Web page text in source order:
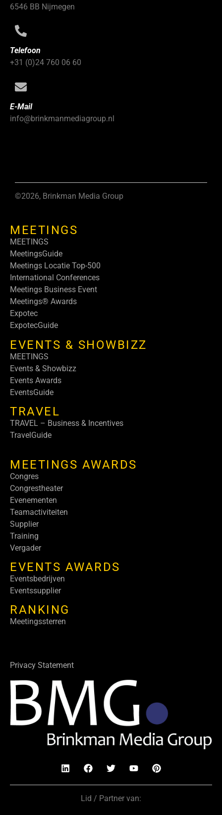
6546 BB Nijmegen
Telefoon
+31 (0)24 760 06 60
E-Mail
info@brinkmanmediagroup.nl
©2026, Brinkman Media Group
MEETINGS
MEETINGS
MeetingsGuide
Meetings Locatie Top-500
International Conferences
Meetings Business Event
Meetings® Awards
Expotec
ExpotecGuide
EVENTS & SHOWBIZZ
MEETINGS
Events & Showbizz
Events Awards
EventsGuide
TRAVEL
TRAVEL – Business & Incentives
TravelGuide
MEETINGS AWARDS
Congres
Congrestheater
Evenementen
Teamactiviteiten
Supplier
Training
Vergader
EVENTS AWARDS
Eventsbedrijven
Eventssupplier
RANKING
Meetingssterren
Privacy Statement
Lid / Partner van: